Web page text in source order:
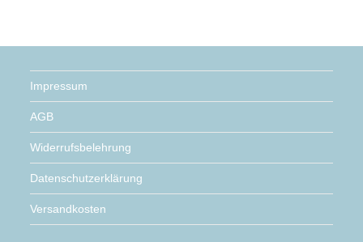
Impressum
AGB
Widerrufsbelehrung
Datenschutzerklärung
Versandkosten